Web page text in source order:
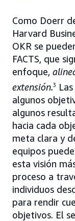
Como Doerr
Harvard
OKR se
FACTS, que
enfoque,
extensión.3
algunos
algunos
hacia cada
meta clara y
equipos
esta visión
proceso a
individuos
para rendir
objetivos. El